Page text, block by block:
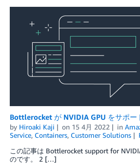
Bottlerocket が NVIDIA GPU をサポー
by Hiroaki Kaji on 15 4月 2022 in
Service, Containers, Customer Solutions
この記事は Bottlerocket support for
のです。 2 […]